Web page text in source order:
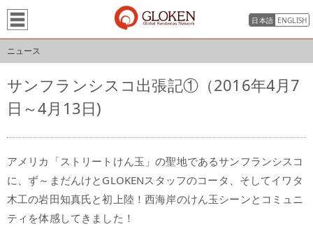
日本語 ENGLISH
ニュース
サンフランシスコ出張記①（2016年4月7
日～4月13日)
アメリカ「ストリートけん玉」の聖地であるサンフランシスコ
に、ず～まだんけとGLOKENスタッフのコータ、そしてイワタ
木工の岩田知真氏と初上陸！西海岸のけん玉シーンとコミュニ
ティを体感してきました！